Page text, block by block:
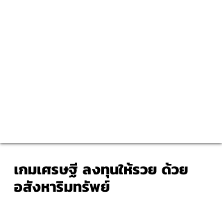
เกมเศรษฐี ลงทุนให้รวย ด้วย
อสังหาริมทรัพย์